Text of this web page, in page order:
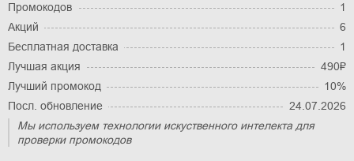
Промокодов
1
Акций
6
Бесплатная доставка
1
Лучшая акция
490₽
Лучший промокод
10%
Посл. обновление
24.07.2026
Мы используем технологии искуственного интелекта для
проверки промокодов